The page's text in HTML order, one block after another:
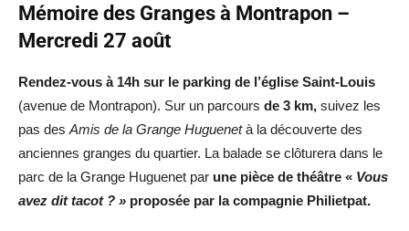
Mémoire des Granges à Montrapon –
Mercredi 27 août
Rendez-vous à 14h sur le parking de l’église Saint-Louis
(avenue de Montrapon). Sur un parcours de 3 km, suivez les
pas des Amis de la Grange Huguenetà la découverte des
anciennes granges du quartier. La balade se clôturera dans le
parc de la Grange Huguenet par une pièce de théâtre « Vous
avez dit tacot ? » proposée par la compagnie Philietpat.